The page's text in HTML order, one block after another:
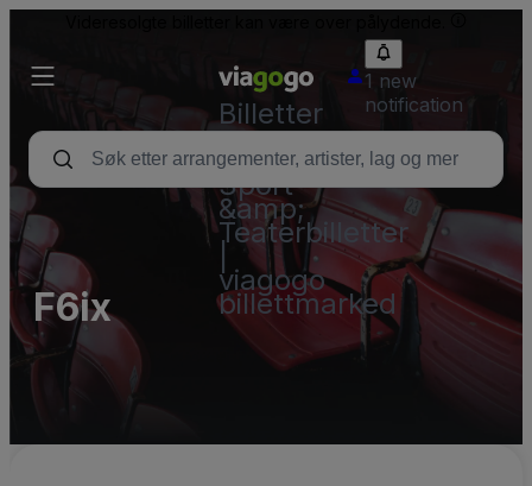
Billetter
–
Konsert,
Sport
&amp;
Teaterbilletter
viagogo
billettmarked
1 new
notification
F6ix